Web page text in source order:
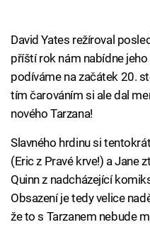
David Yates režíroval
příští rok nám nabídne
podíváme na začátek 20.
tím čarováním si ale dal
nového Tarzana!
Slavného hrdinu si
(Eric z Pravé krve!) a Jane
Quinn z nadcházející
Obsazení je tedy velice
že to s Tarzanem nebude